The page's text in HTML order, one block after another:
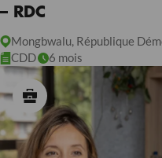
– RDC
Mongbwalu, République
CDD
6 mois